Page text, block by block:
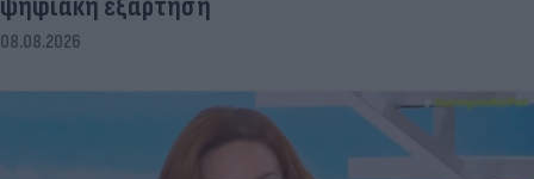
08.08.2026